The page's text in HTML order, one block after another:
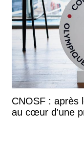
CNOSF : après
au cœur d'une